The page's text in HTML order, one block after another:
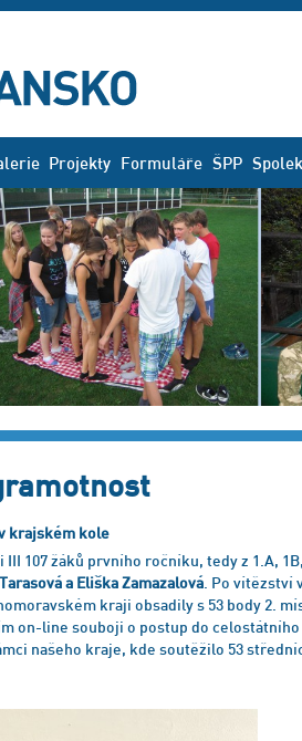
Projekty Formuláře ŠPP
krajském kole
107 žáků prvního ročníku, tedy z 1.A,
a Eliška Zamazalová . Po
kraji obsadily s 53 body 2.
on-line souboji o postup do
našeho kraje, kde soutěžilo 53